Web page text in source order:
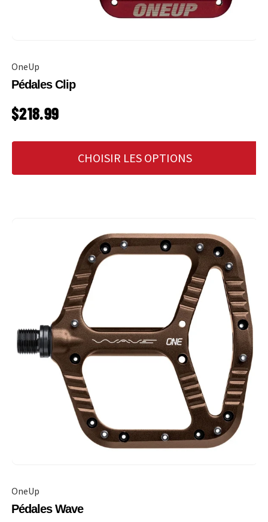
OneUp
Pédales Clip
PRIX HABITUEL
$218.99
CHOISIR LES OPTIONS
OneUp
Pédales Wave